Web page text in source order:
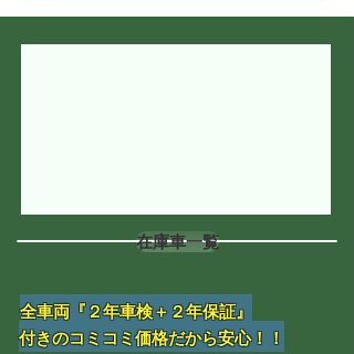
在庫車一覧
全車両『２年車検＋２年保証』
​付きのコミコミ価格だから安心！！